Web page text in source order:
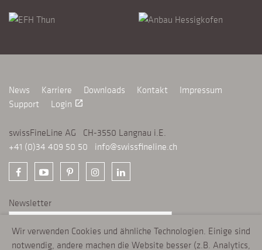
News Karriere Downloads Kontakt
Impressum
Support
Login launch
swissFineLine AG CH-3550 Langnau i.E.
+41 (0)34 409 50 50
info@swissfineline.ch
Newsletter
ANMELDENchevron_right
Wir verwenden Cookies und ähnliche Technologien. Einige sind
notwendig, andere machen die Website besser (z.B. Analytics,